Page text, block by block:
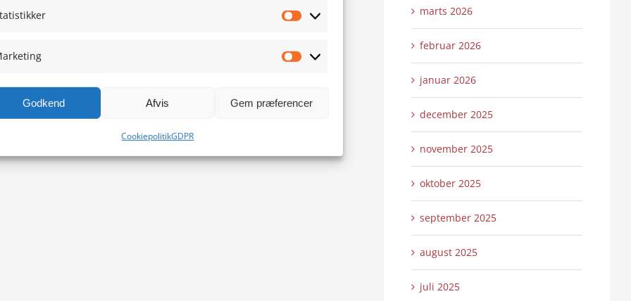
Godkend Afvis Gem præferencer
CookiepolitikGDPR
marts 2026
februar 2026
januar 2026
december 2025
november 2025
oktober 2025
september 2025
august 2025
juli 2025